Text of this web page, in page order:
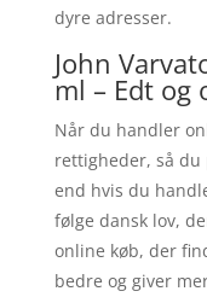
dyre adresser.
John
ml – Edt og
Når du handler
rettigheder, så
end hvis du
følge dansk lov,
online køb, der
bedre og giver